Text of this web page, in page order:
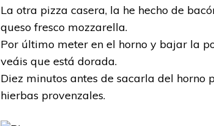
La otra pizza casera, la he hecho de
queso fresco mozzarella.
Por último meter en el horno y bajar la
veáis que está dorada.
Diez minutos antes de sacarla del horno
hierbas provenzales.